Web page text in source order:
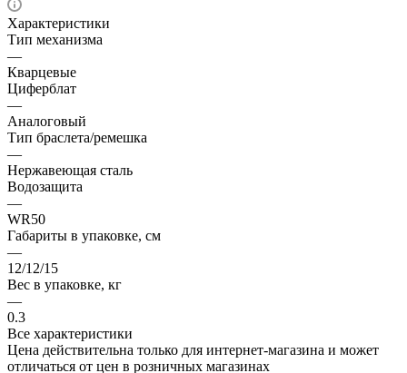
Характеристики
Тип механизма
—
Кварцевые
Циферблат
—
Аналоговый
Тип браслета/ремешка
—
Нержавеющая сталь
Водозащита
—
WR50
Габариты в упаковке, см
—
12/12/15
Вес в упаковке, кг
—
0.3
Все характеристики
Цена действительна только для интернет-магазина и может
отличаться от цен в розничных магазинах